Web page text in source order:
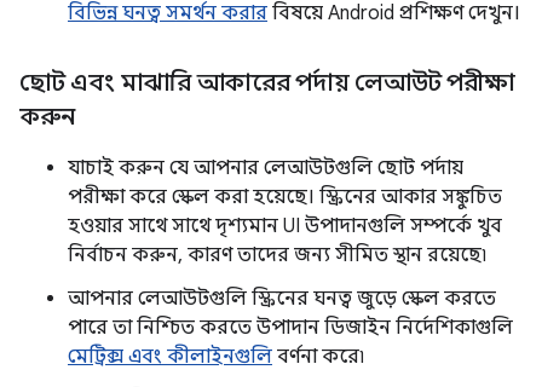
বিভিন্ন ঘনত্ব সমর্থন করার বিষয়ে Android প্রশিক্ষণ দেখুন।
ছোট এবং মাঝারি আকারের পর্দায় লেআউট পরীক্ষা
করুন
যাচাই করুন যে আপনার লেআউটগুলি ছোট পর্দায়
পরীক্ষা করে স্কেল করা হয়েছে। স্ক্রিনের আকার সঙ্কুচিত
হওয়ার সাথে সাথে দৃশ্যমান UI উপাদানগুলি সম্পর্কে খুব
নির্বাচন করুন, কারণ তাদের জন্য সীমিত স্থান রয়েছে৷
আপনার লেআউটগুলি স্ক্রিনের ঘনত্ব জুড়ে স্কেল করতে
পারে তা নিশ্চিত করতে উপাদান ডিজাইন নির্দেশিকাগুলি
মেট্রিক্স এবং কীলাইনগুলি বর্ণনা করে৷